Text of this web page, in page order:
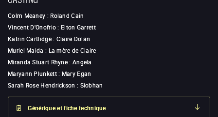
Colm Meaney : Roland Cain
Vincent D'Onofrio: Elton Garrett
Katrin Cartlidge: Claire Dolan
Muriel Maida : La mère de Claire
Miranda Stuart Rhyne: Angela
Maryann Plunkett: Mary Egan
Sarah Rose Hendrickson : Siobhan
Générique et fiche technique